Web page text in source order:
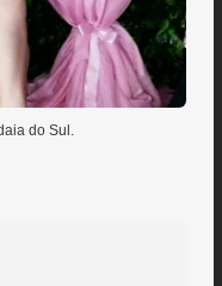
do Sul.